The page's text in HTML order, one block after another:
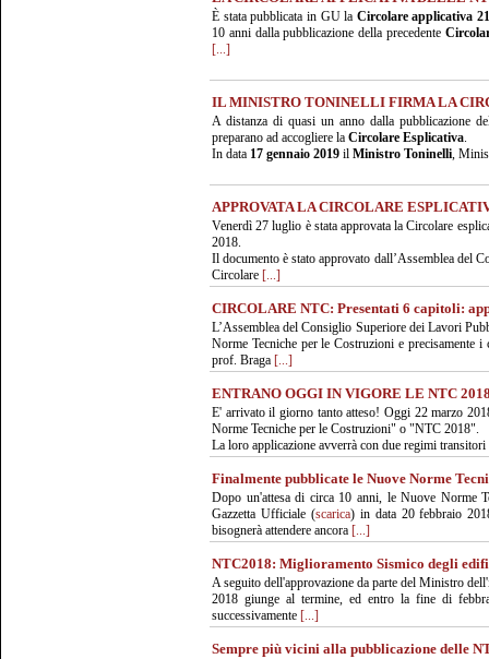
È stata pubblicata in GU la Circolare applicativa
10 anni dalla pubblicazione della precedente
[...]
IL MINISTRO TONINELLI FIRMA LA
A distanza di quasi un anno dalla pubblicazione
preparano ad accogliere la Circolare Esplicativa.
In data 17 gennaio 2019 il Ministro Toninelli,
APPROVATA LA CIRCOLARE
Venerdì 27 luglio è stata approvata la Circolare
2018.
Il documento è stato approvato dall’Assemblea del
Circolare [...]
CIRCOLARE NTC: Presentati 6 capitoli:
L’Assemblea del Consiglio Superiore dei Lavori
Norme Tecniche per le Costruzioni e precisamente
prof. Braga [...]
ENTRANO OGGI IN VIGORE LE NTC
E' arrivato il giorno tanto atteso! Oggi 22 marzo
Norme Tecniche per le Costruzioni" o "NTC 2018".
La loro applicazione avverrà con due regimi
Finalmente pubblicate le Nuove Norme
Dopo un'attesa di circa 10 anni, le Nuove Norme
Gazzetta Ufficiale (scarica) in data 20 febbraio
bisognerà attendere ancora [...]
NTC2018: Miglioramento Sismico degli
A seguito dell'approvazione da parte del Ministro
2018 giunge al termine, ed entro la fine di
successivamente [...]
Sempre più vicini alla pubblicazione delle